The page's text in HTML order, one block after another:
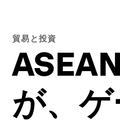
貿易と投資
が、